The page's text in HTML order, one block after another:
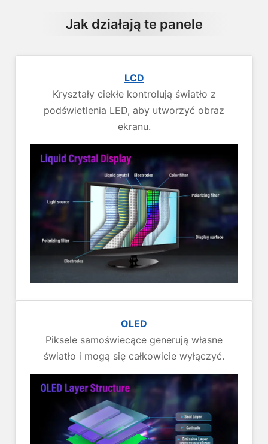
Jak działają te panele
LCD
Kryształy ciekłe kontrolują światło z
podświetlenia LED, aby utworzyć obraz
ekranu.
OLED
Piksele samoświecące generują własne
światło i mogą się całkowicie wyłączyć.